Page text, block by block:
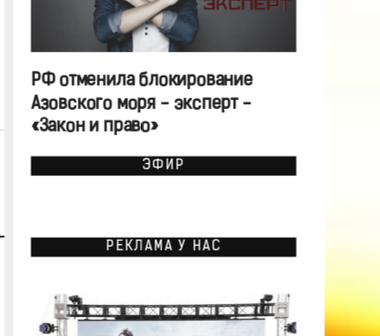
РФ отменила блокирование
Азовского моря - эксперт -
«Закон и право»
ЭФИР
РЕКЛАМА У НАС